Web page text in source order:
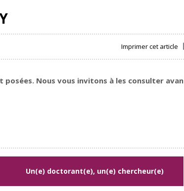
Imprimer cet article
Nous vous invitons à les consulter
Un(e) doctorant(e), un(e) chercheur(e)